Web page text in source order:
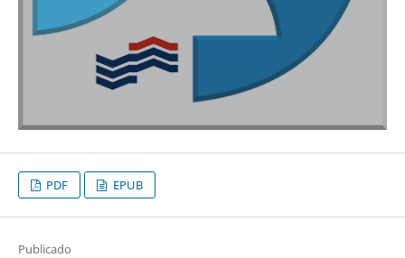
PDF EPUB
Publicado